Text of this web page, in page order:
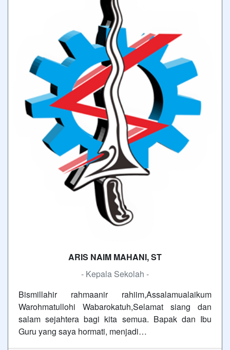
ARIS NAIM MAHANI, ST
- Kepala Sekolah -
Bismillahir rahmaanir rahiim,Assalamualaikum
Warohmatullohi Wabarokatuh,Selamat siang dan
salam sejahtera bagi kita semua. Bapak dan Ibu
Guru yang saya hormati, menjadi…